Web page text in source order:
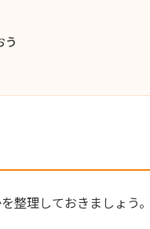
う
理しておきましょう